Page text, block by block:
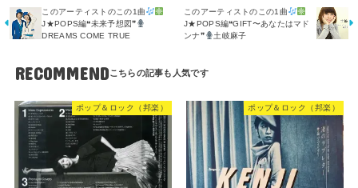
このアーティストのこの1曲
J★POPS編❝未来予想図❞
DREAMS COME TRUE
このアーティストのこの1曲
J★POPS編❝GIFT〜あなたはマド
ンナ❞
土岐麻子
RECOMMEND
ポップ＆ロック（邦楽） ポップ＆ロック（邦楽）